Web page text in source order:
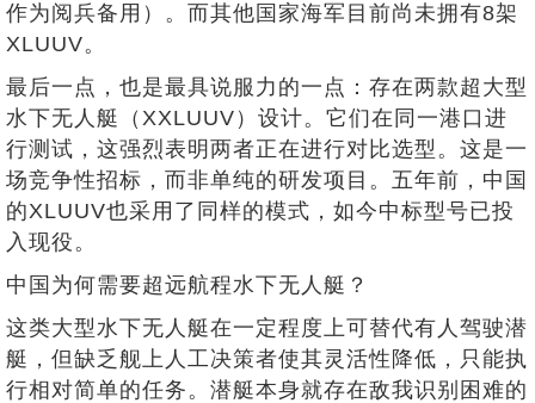
作为阅兵备用）。而其他国家海军目前尚未拥有8架
XLUUV。
最后一点，也是最具说服力的一点：存在两款超大型
水下无人艇（XXLUUV）设计。它们在同一港口进
行测试，这强烈表明两者正在进行对比选型。这是一
场竞争性招标，而非单纯的研发项目。五年前，中国
的XLUUV也采用了同样的模式，如今中标型号已投
入现役。
中国为何需要超远航程水下无人艇？
这类大型水下无人艇在一定程度上可替代有人驾驶潜
艇，但缺乏舰上人工决策者使其灵活性降低，只能执
行相对简单的任务。潜艇本身就存在敌我识别困难的